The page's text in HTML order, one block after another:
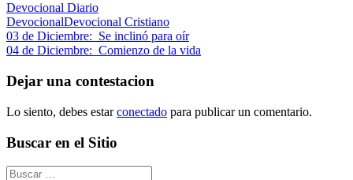
Devocional Diario
DevocionalDevocional Cristiano
Navegación
de
entradas
Entrada
anterior:
03 de Diciembre: Se inclinó para oír
Siguiente
04 de Diciembre: Comienzo de la vida
Dejar una contestacion
Lo siento, debes estarconectado para publicar un comentario.
Buscar en el Sitio
Buscar: